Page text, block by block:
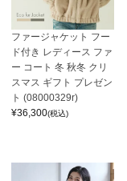
ファージャケット フー
ド付き レディース ファ
ー コート 冬 秋冬 クリ
スマス ギフト プレゼン
ト (08000329r)
¥36,300(税込)